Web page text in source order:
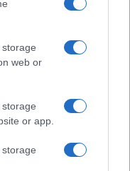
web or
or app.